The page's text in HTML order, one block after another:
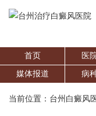
首页 医
媒体报道 病
当前位置： 台州白癜风